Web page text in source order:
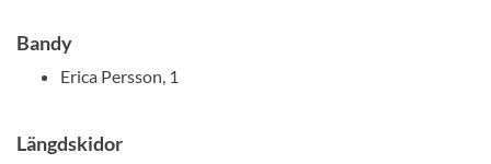
Bandy
Erica Persson, 1
Längdskidor